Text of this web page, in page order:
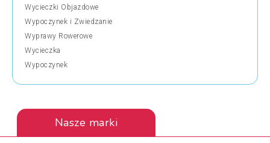
Wycieczki Objazdowe
Wypoczynek i Zwiedzanie
Wyprawy Rowerowe
Wycieczka
Wypoczynek
Nasze marki